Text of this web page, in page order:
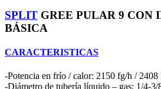
SPLIT GREE PULAR 9 CON
BÁSICA
CARACTERISTICAS
-Potencia en frío / calor: 2150 fg/h / 2408
-Diámetro de tubería líquido – gas: 1/4-3/